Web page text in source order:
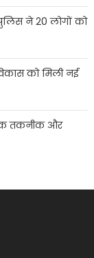
ने 20 लोगों को
को मिली नई
तकनीक और